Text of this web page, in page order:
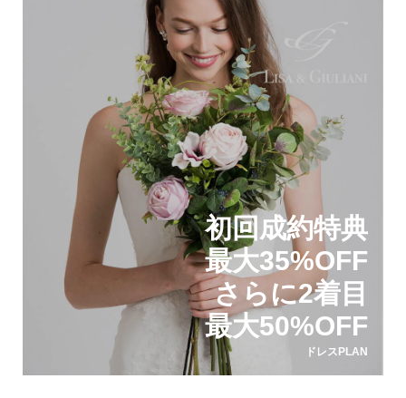
初回成約特典
最大35%OFF
さらに2着目
最大50%OFF
ドレスPLAN